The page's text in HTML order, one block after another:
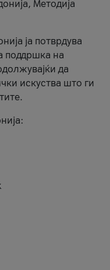
Методија
ја потврдува
поддршка на
да
искуства што ги